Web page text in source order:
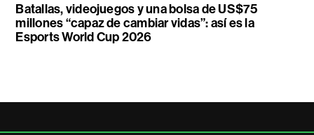
Batallas, videojuegos y una bolsa de US$75
millones “capaz de cambiar vidas”: así es la
Esports World Cup 2026